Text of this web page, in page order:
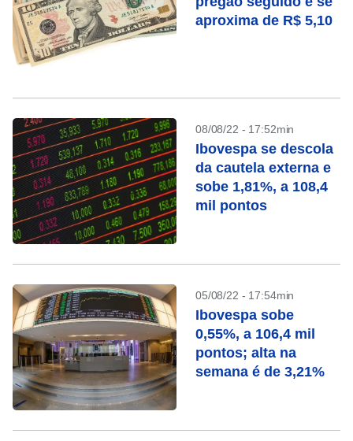
aproxima de R$ 5,10
08/08/22 - 17:52min
Ibovespa se descola
da cautela externa e
sobe 1,81%, a 108,4
mil pontos
05/08/22 - 17:54min
Ibovespa sobe
0,55%, a 106,4 mil
pontos; alta na
semana é de 3,21%